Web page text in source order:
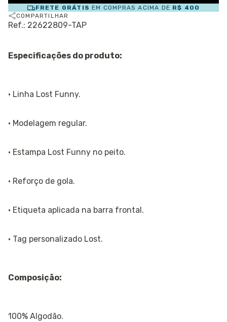
FRETE GRÁTIS EM COMPRAS ACIMA DE R$ 400
COMPARTILHAR
Ref.: 22622809-TAP
Especificações do produto:
· Linha Lost Funny.
· Modelagem regular.
· Estampa Lost Funny no peito.
· Reforço de gola.
· Etiqueta aplicada na barra frontal.
· Tag personalizado Lost.
Composição:
100% Algodão.